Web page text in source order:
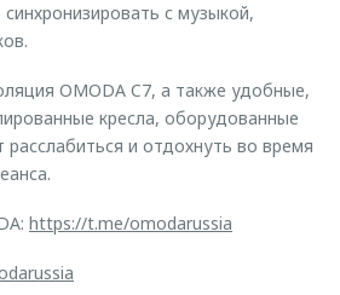
с музыкой,
OMODA C7, а также удобные,
кресла, оборудованные
и отдохнуть во время
https://t.me/omodarussia